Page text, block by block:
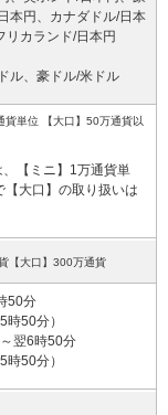
本円、カナダドル/日本
リカランド/日本円
ル、豪ドル/米ドル
貨単位 【大口】50万通貨以
【ミニ】1万通貨単
大口】の取り扱いは
【大口】300万通貨
50分
時50分）
翌6時50分
時50分）